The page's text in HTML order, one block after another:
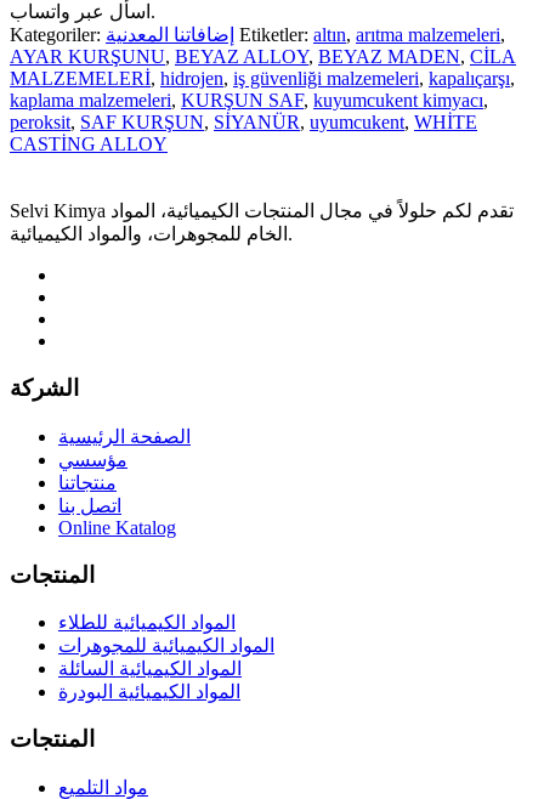
اسأل عبر واتساب.
Kategoriler: إضافاتنا المعدنية Etiketler: altın, arıtma malzemeleri,
AYAR KURŞUNU, BEYAZ ALLOY, BEYAZ MADEN, CİLA
MALZEMELERİ, hidrojen, iş güvenliği malzemeleri, kapalıçarşı,
kaplama malzemeleri, KURŞUN SAF, kuyumcukent kimyacı,
peroksit, SAF KURŞUN, SİYANÜR, uyumcukent, WHİTE
CASTİNG ALLOY
Selvi Kimya تقدم لكم حلولاً في مجال المنتجات الكيميائية، المواد
الخام للمجوهرات، والمواد الكيميائية.
الشركة
الصفحة الرئيسية
مؤسسي
منتجاتنا
اتصل بنا
Online Katalog
المنتجات
المواد الكيميائية للطلاء
المواد الكيميائية للمجوهرات
المواد الكيميائية السائلة
المواد الكيميائية البودرة
المنتجات
مواد التلميع